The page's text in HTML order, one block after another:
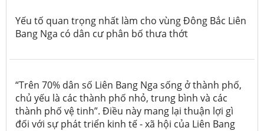
Yếu tố quan trọng nhất làm cho vùng Đông Bắc Liên
Bang Nga có dân cư phân bố thưa thớt
“Trên 70% dân số Liên Bang Nga sống ở thành phố,
chủ yếu là các thành phố nhỏ, trung bình và các
thành phố vệ tinh”. Điều này mang lại thuận lợi gì
đối với sự phát triển kinh tế - xã hội của Liên Bang